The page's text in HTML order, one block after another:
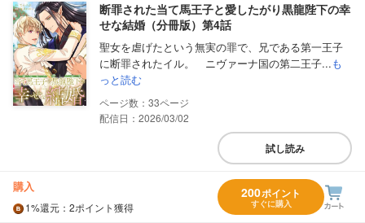
断罪された当て馬王子と愛したがり黒龍陛下の幸
せな結婚（分冊版）第4話
聖女を虐げたという無実の罪で、兄である第一王子
に断罪されたイル。 ニヴァーナ国の第二王子...も
っと読む
33
配信日：2026/03/02
試し読み
購入
1%還元 ：2ポイント獲得
200ポイント
すぐに購入